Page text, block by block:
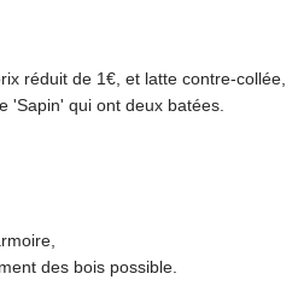
réduit de 1€, et latte contre-collée,
'Sapin' qui ont deux batées.
des bois possible.